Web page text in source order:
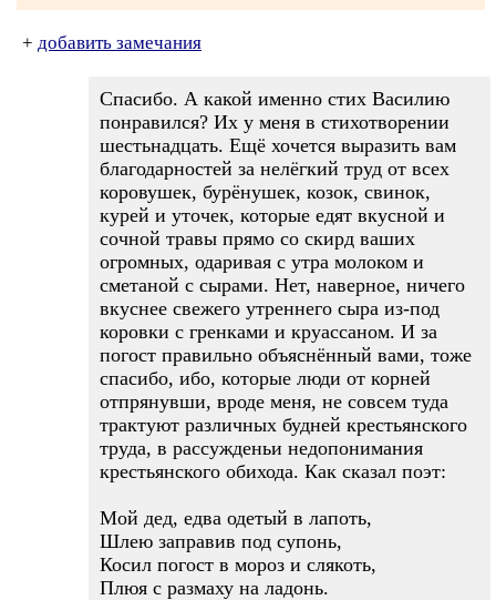
+ добавить замечания
Спасибо. А какой именно стих Василию
понравился? Их у меня в стихотворении
шестьнадцать. Ещё хочется выразить вам
благодарностей за нелёгкий труд от всех
коровушек, бурёнушек, козок, свинок,
курей и уточек, которые едят вкусной и
сочной травы прямо со скирд ваших
огромных, одаривая с утра молоком и
сметаной с сырами. Нет, наверное, ничего
вкуснее свежего утреннего сыра из-под
коровки с гренками и круассаном. И за
погост правильно объяснённый вами, тоже
спасибо, ибо, которые люди от корней
отпрянувши, вроде меня, не совсем туда
трактуют различных будней крестьянского
труда, в рассужденьи недопонимания
крестьянского обихода. Как сказал поэт:
Мой дед, едва одетый в лапоть,
Шлею заправив под супонь,
Косил погост в мороз и слякоть,
Плюя с размаху на ладонь.